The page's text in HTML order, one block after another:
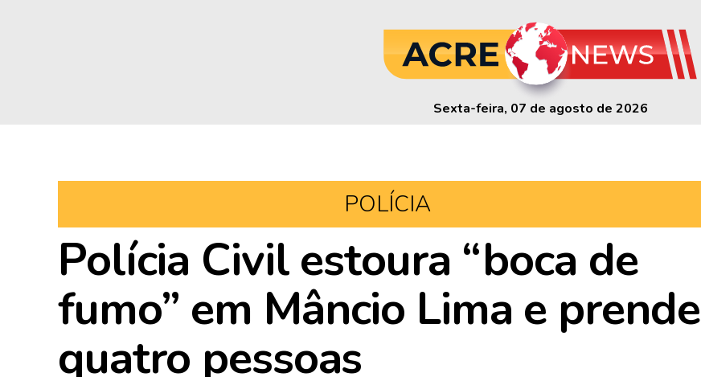
Sexta-feira, 07 de agosto de 2026
POLÍCIA
Polícia Civil estoura “boca de
fumo” em Mâncio Lima e prende
quatro pessoas